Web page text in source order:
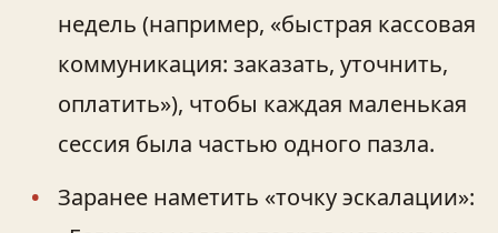
недель (например, «быстрая кассовая
коммуникация: заказать, уточнить,
оплатить»), чтобы каждая маленькая
сессия была частью одного пазла.
Заранее наметить «точку эскалации»: